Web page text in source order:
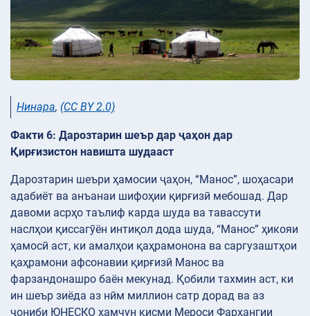
Нинара, (CC BY 2.0)
Факти 6: Дарозтарин шеър дар ҷаҳон дар
Қирғизистон навишта шудааст
Дарозтарин шеъри ҳамосии ҷаҳон, “Манос”, шоҳасари
адабиёт ва анъанаи шифоҳии қирғизӣ мебошад. Дар
давоми асрҳо таълиф карда шуда ва тавассути
наслҳои қиссагӯён интиқол дода шуда, “Манос” ҳикояи
ҳамосӣ аст, ки амалҳои қаҳрамонона ва саргузаштҳои
қаҳрамони афсонавии қирғизӣ Манос ва
фарзандонашро баён мекунад. Қобили тахмин аст, ки
ин шеър зиёда аз нӣм миллион сатр дорад ва аз
ҷониби ЮНЕСКО ҳамчун қисми Мероси Фарҳангии